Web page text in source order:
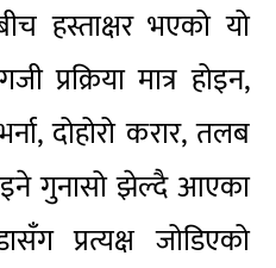
हस्ताक्षर भएको यो
प्रक्रिया मात्र होइन,
दोहोरो करार, तलब
गुनासो झेल्दै आएका
प्रत्यक्ष जोडिएको